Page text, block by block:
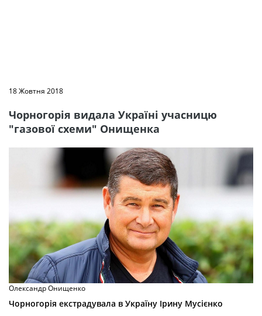
18 Жовтня 2018
Чорногорія видала Україні учасницю
"газової схеми" Онищенка
Олександр Онищенко
Чорногорія екстрадувала в Україну Ірину Мусієнко